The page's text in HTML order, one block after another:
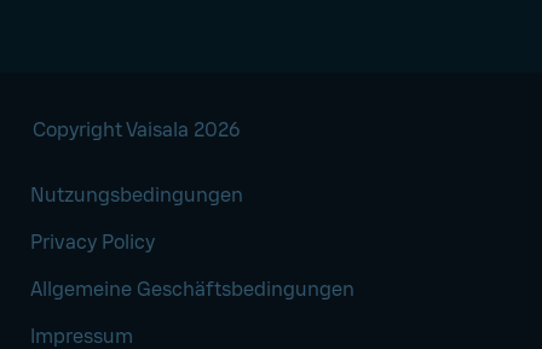
Copyright Vaisala 2026
Nutzungsbedingungen
Privacy Policy
Allgemeine Geschäftsbedingungen
Impressum